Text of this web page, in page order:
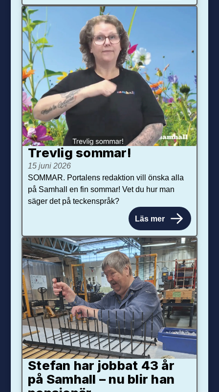
Trevlig sommar!
15 juni 2026
SOMMAR. Portalens redaktion vill önska alla
på Samhall en fin sommar! Vet du hur man
säger det på teckenspråk?
Läs mer
Stefan har jobbat 43 år
på Samhall – nu blir han